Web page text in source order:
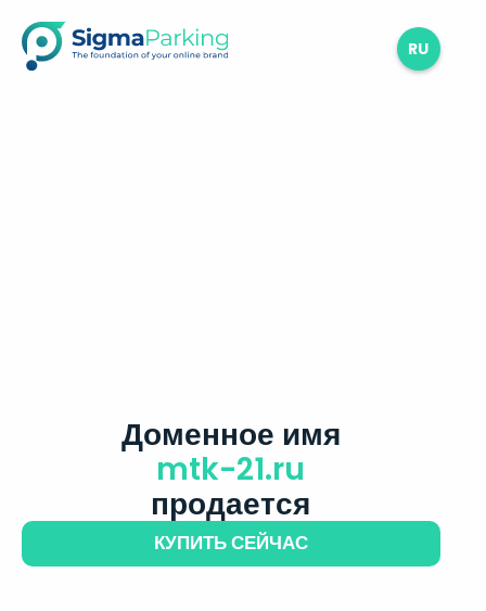
RU
Доменное имя
mtk-21.ru
продается
КУПИТЬ СЕЙЧАС